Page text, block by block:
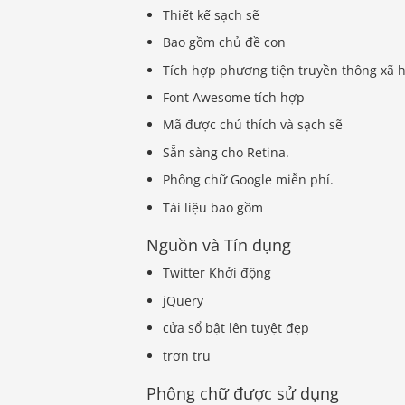
Thiết kế sạch sẽ
Bao gồm chủ đề con
Tích hợp phương tiện truyền thông xã
Font Awesome tích hợp
Mã được chú thích và sạch sẽ
Sẵn sàng cho Retina.
Phông chữ Google miễn phí.
Tài liệu bao gồm
Nguồn và Tín dụng
Twitter Khởi động
jQuery
cửa sổ bật lên tuyệt đẹp
trơn tru
Phông chữ được sử dụng